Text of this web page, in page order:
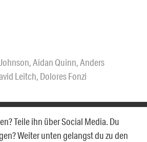
,Aidan Quinn,Anders
Leitch, Dolores Fonzi
Teile ihn über Social Media. Du
Weiter unten gelangst du zu den